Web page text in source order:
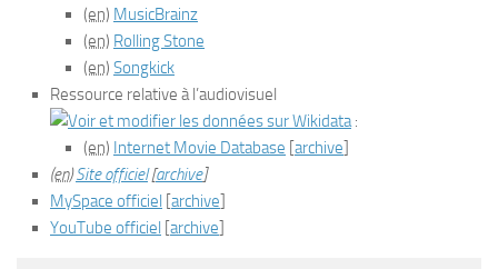
(en) MusicBrainz
(en) Rolling Stone
(en) Songkick
Ressource relative à l’audiovisuel
:
(en) Internet Movie Database [archive]
(en) Site officiel[archive]
MySpace officiel [archive]
YouTube officiel [archive]